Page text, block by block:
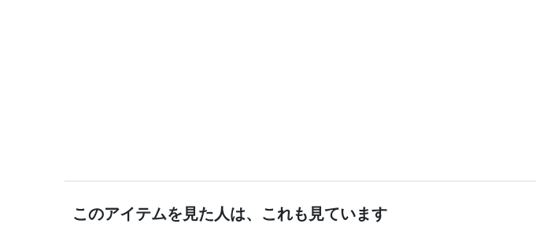
このアイテムを見た人は、これも見ています